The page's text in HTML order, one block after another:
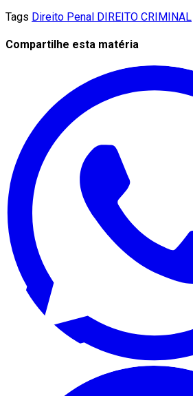
Tags Direito Penal DIREITO CRIMINAL
Compartilhe esta matéria